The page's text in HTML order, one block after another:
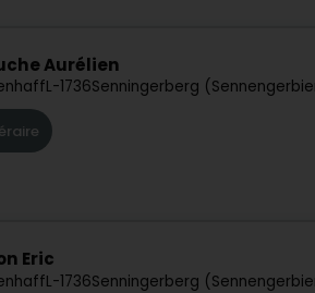
Aurélien
L-1736Senningerberg
Eric
L-1736Senningerberg